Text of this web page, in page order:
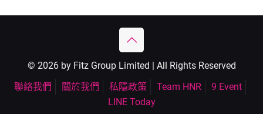
© 2026 by Fitz Group Limited | All Rights Reserved
聯絡我們
關於我們 私隱政策 Team HNR
9 Event
LINE Today